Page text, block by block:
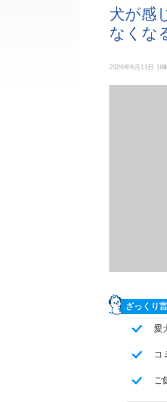
犬が感
なくな
2026年6月11日 16
ざっくり
愛
コ
ご